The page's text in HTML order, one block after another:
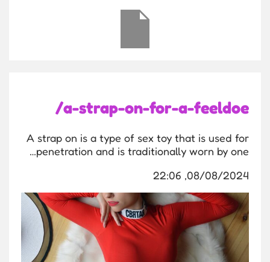
a-strap-on-for-a-feeldoe/
A strap on is a type of sex toy that is used for
penetration and is traditionally worn by one…
08/08/2024, 22:06